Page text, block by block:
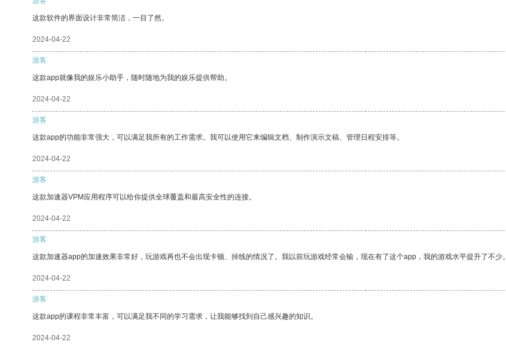
这款软件的界面设计非常简洁，一目了然。
2024-04-22
游客
这款app就像我的娱乐小助手，随时随地为我的娱乐提供帮助。
2024-04-22
游客
这款app的功能非常强大，可以满足我所有的工作需求。我可以使用它来编辑文档、制作演示文稿、管理日程安排等。
2024-04-22
游客
这款加速器VPM应用程序可以给你提供全球覆盖和最高安全性的连接。
2024-04-22
游客
这款加速器app的加速效果非常好，玩游戏再也不会出现卡顿、掉线的情况了。我以前玩游戏经常会输，现在有了这个app，我的游戏水平提升了不少。
2024-04-22
游客
这款app的课程非常丰富，可以满足我不同的学习需求，让我能够找到自己感兴趣的知识。
2024-04-22